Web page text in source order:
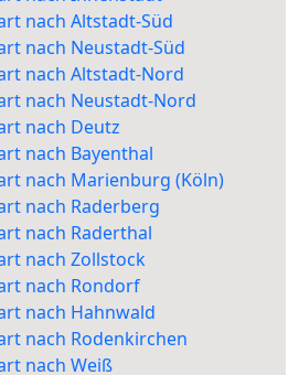
nach Altstadt-Süd
nach Neustadt-Süd
nach Altstadt-Nord
nach Neustadt-Nord
nach Deutz
nach Bayenthal
nach Marienburg (Köln)
nach Raderberg
nach Raderthal
nach Zollstock
nach Rondorf
nach Hahnwald
nach Rodenkirchen
nach Weiß